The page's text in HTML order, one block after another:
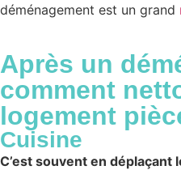
déménagement est un grand
Après un
comment
logement
Cuisine
C’est souvent en déplaçant